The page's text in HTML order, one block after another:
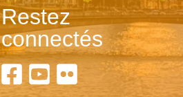
Restez
connectés